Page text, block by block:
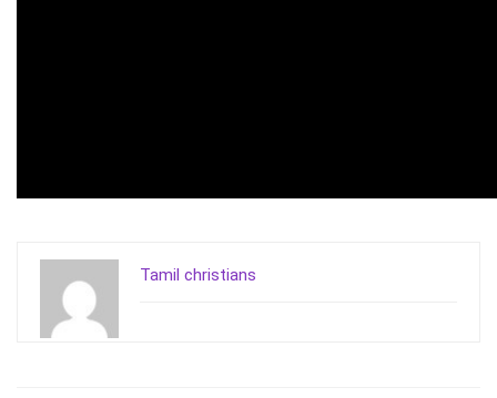
Tamil christians